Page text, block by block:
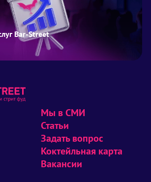
Bar-Street
Мы в СМИ
Статьи
Задать вопрос
Коктейльная карта
Вакансии